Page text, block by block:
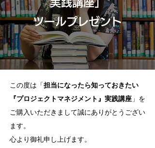
ツールプレゼント
この度は「担当になったら知っておきたい
『プロジェクトマネジメント』実践講座 」を
ご購入いただきまして誠にありがとうござい
ます。
心より御礼申し上げます。